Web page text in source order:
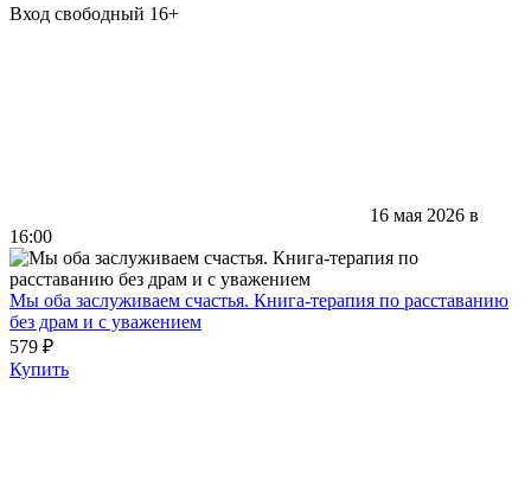
Вход свободный 16+
16 мая 2026 в
16:00
Мы оба заслуживаем счастья. Книга-терапия по расставанию
без драм и с уважением
579 ₽
Купить